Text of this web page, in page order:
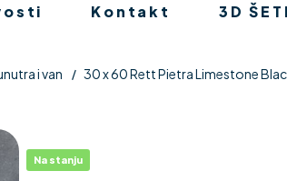
Kontakt 3D
i van 30 x 60 Rett Pietra Limestone
Na stanju